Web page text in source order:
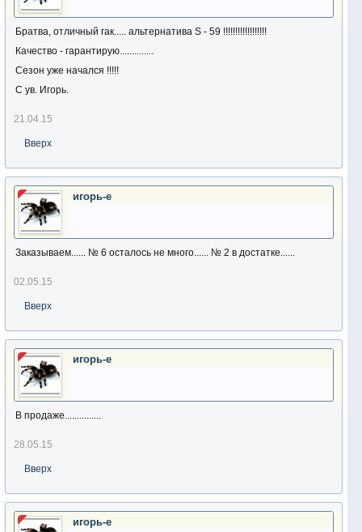
Братва, отличный гак..... альтернатива S - 59 !!!!!!!!!!!!!!!!!!
Качество - гарантирую..............
Сезон уже начался !!!!!
С ув. Игорь.
21.04.15
Вверх
игорь-е
Заказываем...... № 6 осталось не много...... № 2 в достатке......
02.05.15
Вверх
игорь-е
В продаже...............
28.05.15
Вверх
игорь-е